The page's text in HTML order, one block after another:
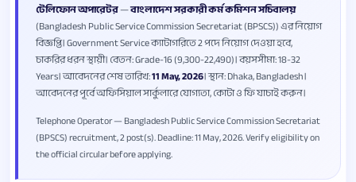
টেলিফোন অপারেটর—বাংলাদেশ সরকারী কর্ম কমিশন সচিবালয়
(Bangladesh Public Service Commission Secretariat (BPSCS)) এর নিয়োগ
বিজ্ঞপ্তি। Government Service ক্যাটাগরিতে 2 পদে নিয়োগ দেওয়া হবে,
চাকরির ধরন স্থায়ী। বেতন: Grade-16 (9,300-22,490)। বয়সসীমা: 18-32
Years। আবেদনের শেষ তারিখ:11 May, 2026। স্থান: Dhaka, Bangladesh।
আবেদনের পূর্বে অফিসিয়াল সার্কুলারে যোগ্যতা, কোটা ও ফি যাচাই করুন।
Telephone Operator — Bangladesh Public Service Commission Secretariat
(BPSCS) recruitment, 2 post(s). Deadline: 11 May, 2026. Verify eligibility on
the official circular before applying.